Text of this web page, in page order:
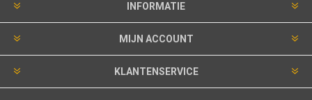
INFORMATIE
MIJN ACCOUNT
KLANTENSERVICE